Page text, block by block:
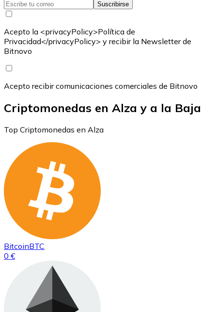
Suscribirse
Acepto la <privacyPolicy>Política de
Privacidad</privacyPolicy> y recibir la Newsletter de
Bitnovo
Acepto recibir comunicaciones comerciales de Bitnovo
Criptomonedas en Alza y a la Baja
Top Criptomonedas en Alza
BitcoinBTC
0 €